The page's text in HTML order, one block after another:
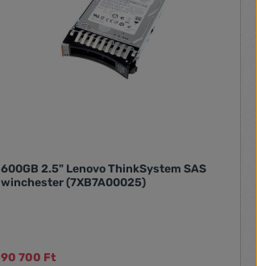
600GB 2.5" Lenovo ThinkSystem SAS
winchester (7XB7A00025)
90 700 Ft